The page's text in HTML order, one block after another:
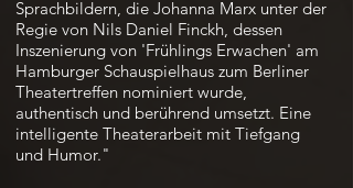
Sprachbildern, die Johanna Marx unter der
Regie von Nils Daniel Finckh, dessen
Inszenierung von 'Frühlings Erwachen' am
Hamburger Schauspielhaus zum Berliner
Theatertreffen nominiert wurde,
authentisch und berührend umsetzt. Eine
intelligente Theaterarbeit mit Tiefgang
und Humor."